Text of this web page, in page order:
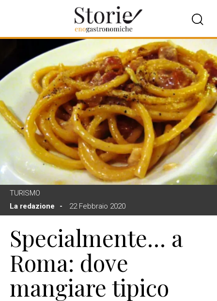
TURISMO
La redazione
22 Febbraio 2020
Specialmente… a
Roma: dove
mangiare tipico